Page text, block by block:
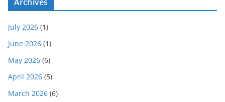
Archives
July 2026 (1)
June 2026 (1)
May 2026 (6)
April 2026 (5)
March 2026 (6)